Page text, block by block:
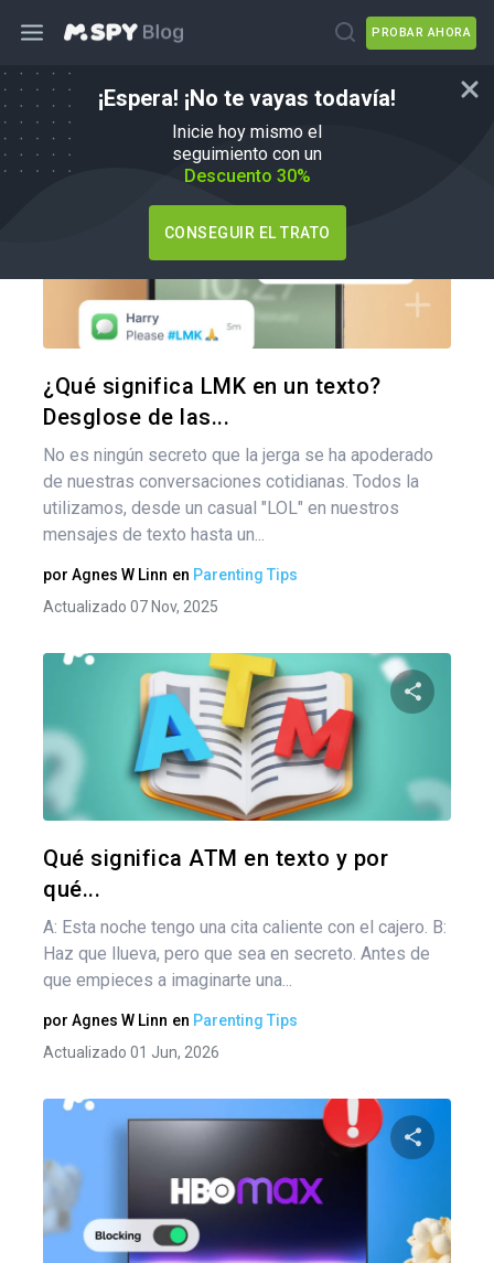
PROBAR AHORA
¡Espera! ¡No te vayas todavía!
Inicie hoy mismo el
seguimiento con un
Descuento 30%
CONSEGUIR EL TRATO
Consejos para padres
¿Qué significa LMK en un texto?
Desglose de las...
No es ningún secreto que la jerga se ha apoderado
de nuestras conversaciones cotidianas. Todos la
utilizamos, desde un casual "LOL" en nuestros
mensajes de texto hasta un...
por Agnes W Linn en Parenting Tips
Actualizado 07 Nov, 2025
Qué significa ATM en texto y por
qué...
A: Esta noche tengo una cita caliente con el cajero. B:
Haz que llueva, pero que sea en secreto. Antes de
que empieces a imaginarte una...
por Agnes W Linn en Parenting Tips
Actualizado 01 Jun, 2026